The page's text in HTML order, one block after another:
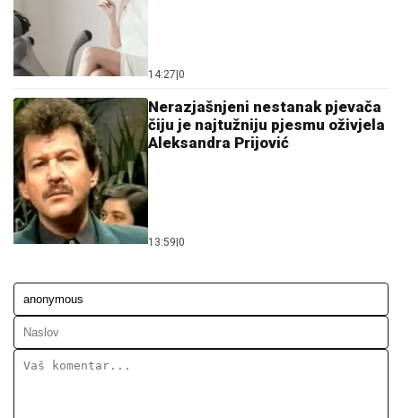
14:27 0
Nerazjašnjeni nestanak pjevača
čiju je najtužniju pjesmu oživjela
Aleksandra Prijović
13:59 0